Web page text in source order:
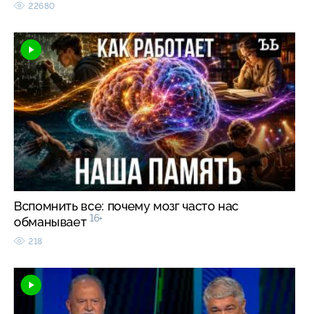
22680
Вспомнить все: почему мозг часто нас
обманывает 16+
218